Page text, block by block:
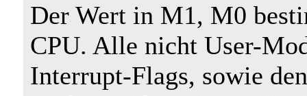
Der Wert in M1, M0
CPU. Alle nicht User-
Interrupt-Flags, sowie